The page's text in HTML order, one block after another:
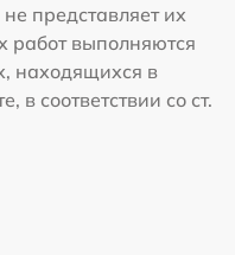
представляет их
работ выполняются
находящихся в
в соответствии со ст.